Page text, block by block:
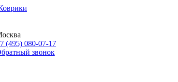
(495) 080-07-17
звонок